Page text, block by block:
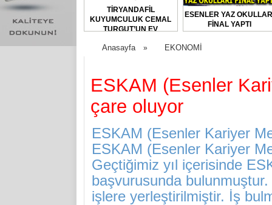
TİRYANDAFİL
KUYUMCULUK CEMAL
TURGUT’UN EV
FLORYA’DA ANLAMLI
ESENLER YAZ
FİNAL YAPTI
Anasayfa » EKONOMİ
ESKAM (Esenler
çare oluyor
ESKAM (Esenler Kariyer
ESKAM (Esenler Kariyer
Geçtiğimiz yıl içerisinde
başvurusunda
işlere yerleştirilmiştir. İş